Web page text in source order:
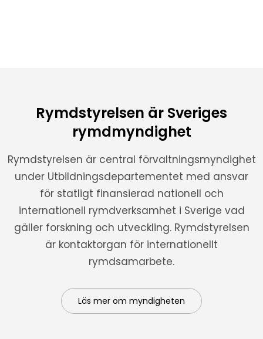
Rymdstyrelsen är Sveriges
rymdmyndighet
Rymdstyrelsen är central förvaltningsmyndighet
under Utbildningsdepartementet med ansvar
för statligt finansierad nationell och
internationell rymdverksamhet i Sverige vad
gäller forskning och utveckling. Rymdstyrelsen
är kontaktorgan för internationellt
rymdsamarbete.
Läs mer om myndigheten